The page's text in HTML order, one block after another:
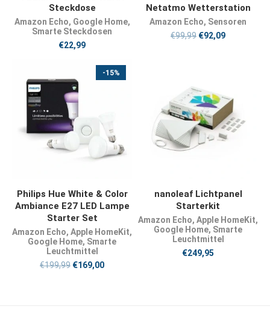
Steckdose
Amazon Echo, Google Home,
Smarte Steckdosen
€22,99
Netatmo Wetterstation
Amazon Echo, Sensoren
€99,99 €92,09
-15%
JETZT KAUFEN
Philips Hue White & Color
Ambiance E27 LED Lampe
Starter Set
Amazon Echo, Apple HomeKit,
Google Home, Smarte
Leuchtmittel
€199,99 €169,00
JETZT KAUFEN
nanoleaf Lichtpanel
Starterkit
Amazon Echo, Apple HomeKit,
Google Home, Smarte
Leuchtmittel
€249,95